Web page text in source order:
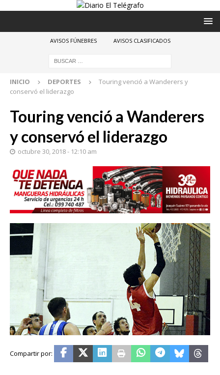
AVISOS FÚNEBRES AVISOS CLASIFICADOS
INICIO DEPORTES
Touring venció a Wanderers y
conservó el liderazgo
Touring venció a Wanderers
y conservó el liderazgo
octubre 30, 2018 - 12:10 am